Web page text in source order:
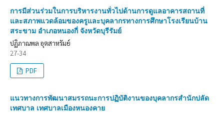
การมีส่วนร่วมในการบริหารงานทั่วไปด้านการดูแลอาคารสถานที่
และสภาพแวดล้อมของครูและบุคลากรทางการศึกษาโรงเรียนบ้าน
สระขาม อำเภอหนองกี่ จังหวัดบุรีรัมย์
ปฏิภาณพล อุตสาหรัมย์
27-34
PDF
แนวทางการพัฒนาสมรรถนะการปฏิบัติงานของบุคลากรสำนักปลัด
เทศบาล เทศบาลเมืองหนองคาย